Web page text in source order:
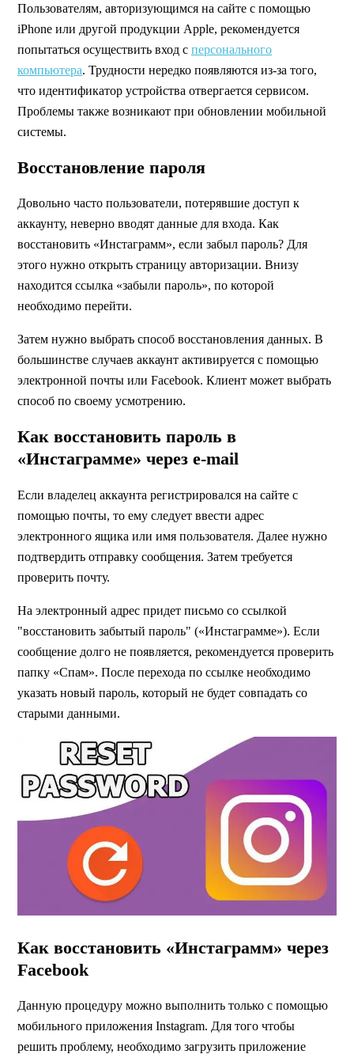
Пользователям, авторизующимся на сайте с помощью
iPhone или другой продукции Apple, рекомендуется
попытаться осуществить вход с персонального
компьютера. Трудности нередко появляются из-за того,
что идентификатор устройства отвергается сервисом.
Проблемы также возникают при обновлении мобильной
системы.
Восстановление пароля
Довольно часто пользователи, потерявшие доступ к
аккаунту, неверно вводят данные для входа. Как
восстановить «Инстаграмм», если забыл пароль? Для
этого нужно открыть страницу авторизации. Внизу
находится ссылка «забыли пароль», по которой
необходимо перейти.
Затем нужно выбрать способ восстановления данных. В
большинстве случаев аккаунт активируется с помощью
электронной почты или Facebook. Клиент может выбрать
способ по своему усмотрению.
Как восстановить пароль в
«Инстаграмме» через e-mail
Если владелец аккаунта регистрировался на сайте с
помощью почты, то ему следует ввести адрес
электронного ящика или имя пользователя. Далее нужно
подтвердить отправку сообщения. Затем требуется
проверить почту.
На электронный адрес придет письмо со ссылкой
"восстановить забытый пароль" («Инстаграмме»). Если
сообщение долго не появляется, рекомендуется проверить
папку «Спам». После перехода по ссылке необходимо
указать новый пароль, который не будет совпадать со
старыми данными.
Как восстановить «Инстаграмм» через
Facebook
Данную процедуру можно выполнить только с помощью
мобильного приложения Instagram. Для того чтобы
решить проблему, необходимо загрузить приложение